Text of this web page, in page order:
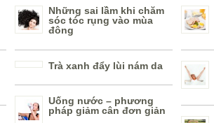
Những sai lầm khi chăm
sóc tóc rụng vào mùa
đông
Trà xanh đẩy lùi nám da
Uống nước – phương
pháp giảm cân đơn giản